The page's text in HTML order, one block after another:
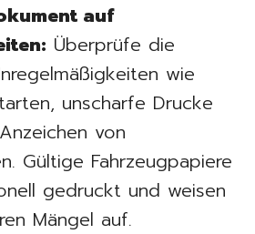
auf
Überprüfe die
wie
unscharfe Drucke
von
Gültige Fahrzeugpapiere
gedruckt und weisen
Mängel auf.